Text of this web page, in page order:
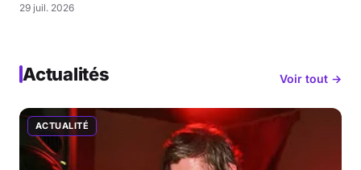
29 juil. 2026
Actualités Voir tout →
ACTUALITÉ